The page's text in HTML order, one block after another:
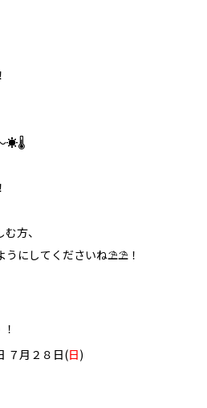
☀🌡
方、
うにしてくださいね⛱⛱！
７月２８日(日)